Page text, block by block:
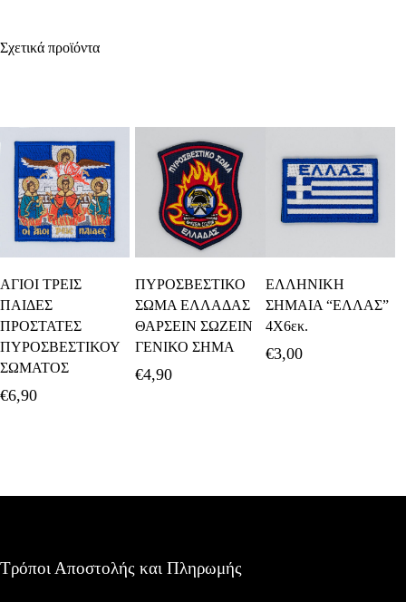
Σχετικά προϊόντα
Καλάθι
ΑΓΙΟΙ ΤΡΕΙΣ
ΠΑΙΔΕΣ
ΠΡΟΣΤΑΤΕΣ
ΠΥΡΟΣΒΕΣΤΙΚΟΥ
ΣΩΜΑΤΟΣ
€6,90
Καλάθι
ΠΥΡΟΣΒΕΣΤΙΚΟ
ΣΩΜΑ ΕΛΛΑΔΑΣ
ΘΑΡΣΕΙΝ ΣΩΖΕΙΝ
ΓΕΝΙΚΟ ΣΗΜΑ
€4,90
Καλάθι
ΕΛΛΗΝΙΚΗ
ΣΗΜΑΙΑ “ΕΛΛΑΣ”
4Χ6εκ.
€3,00
Τρόποι Αποστολής και Πληρωμής